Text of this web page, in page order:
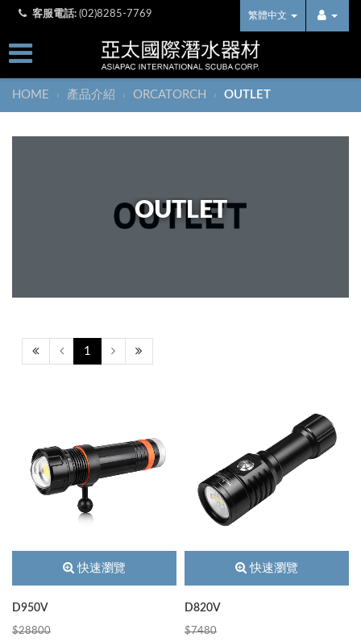
客服電話: (02)8285-7769 繁體中文
HOME › 產品介紹 › ORCATORCH › OUTLET
OUTLET
1
快速瀏覽
D950V
$28800
快速瀏覽
D820V
$7480